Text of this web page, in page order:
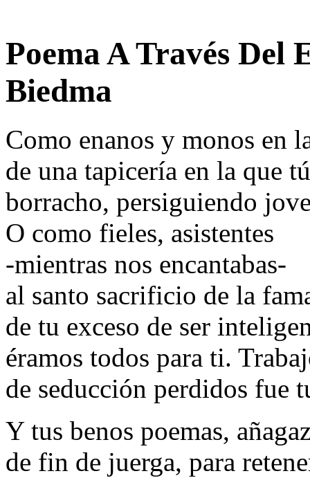
Poema A Través Del
Biedma
Como enanos y monos en
de una tapicería en la que
borracho, persiguiendo
O como fieles, asistentes
-mientras nos encantabas-
al santo sacrificio de la
de tu exceso de ser
éramos todos para ti.
de seducción perdidos fue
Y tus benos poemas,
de fin de juerga, para